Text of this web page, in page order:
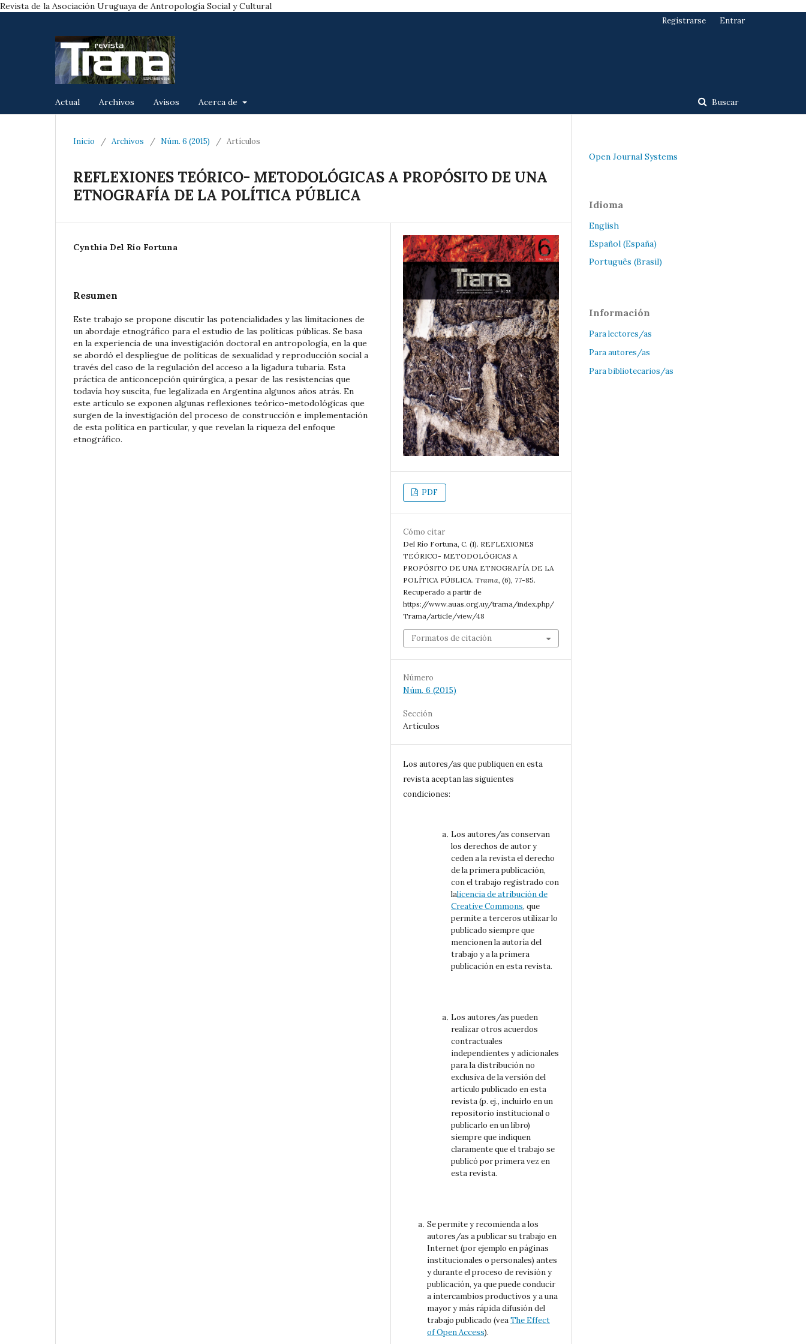
Revista de la Asociación Uruguaya de Antropología Social y Cultural
Actual Archivos Avisos Acerca de Buscar
Registrarse Entrar
Inicio / Archivos / Núm. 6 (2015) / Artículos
REFLEXIONES TEÓRICO- METODOLÓGICAS A PROPÓSITO DE UNA
ETNOGRAFÍA DE LA POLÍTICA PÚBLICA
Cynthia Del Río Fortuna
Resumen
Este trabajo se propone discutir las potencialidades y las limitaciones de
un abordaje etnográfico para el estudio de las políticas públicas. Se basa
en la experiencia de una investigación doctoral en antropología, en la que
se abordó el despliegue de políticas de sexualidad y reproducción social a
través del caso de la regulación del acceso a la ligadura tubaria. Esta
práctica de anticoncepción quirúrgica, a pesar de las resistencias que
todavía hoy suscita, fue legalizada en Argentina algunos años atrás. En
este artículo se exponen algunas reflexiones teórico-metodológicas que
surgen de la investigación del proceso de construcción e implementación
de esta política en particular, y que revelan la riqueza del enfoque
etnográfico.
PDF
Cómo citar
Del Río Fortuna, C. (1). REFLEXIONES
TEÓRICO- METODOLÓGICAS A
PROPÓSITO DE UNA ETNOGRAFÍA DE LA
POLÍTICA PÚBLICA. Trama, (6), 77-85.
Recuperado a partir de
https://www.auas.org.uy/trama/index.php/
Trama/article/view/48
Formatos de citación
Número
Núm. 6 (2015)
Sección
Artículos
Los autores/as que publiquen en esta
revista aceptan las siguientes
condiciones:
Los autores/as conservan
los derechos de autor y
ceden a la revista el derecho
de la primera publicación,
con el trabajo registrado con
lalicencia de atribución de
Creative Commons, que
permite a terceros utilizar lo
publicado siempre que
mencionen la autoría del
trabajo y a la primera
publicación en esta revista.
Los autores/as pueden
realizar otros acuerdos
contractuales
independientes y adicionales
para la distribución no
exclusiva de la versión del
artículo publicado en esta
revista (p. ej., incluirlo en un
repositorio institucional o
publicarlo en un libro)
siempre que indiquen
claramente que el trabajo se
publicó por primera vez en
esta revista.
Se permite y recomienda a los
autores/as a publicar su trabajo en
Internet (por ejemplo en páginas
institucionales o personales) antes
y durante el proceso de revisión y
publicación, ya que puede conducir
a intercambios productivos y a una
mayor y más rápida difusión del
trabajo publicado (veaThe Effect
of Open Access).
Open Journal Systems
Idioma
English
Español (España)
Português (Brasil)
Información
Para lectores/as
Para autores/as
Para bibliotecarios/as